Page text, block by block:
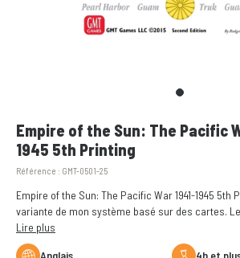
Empire of the Sun: The Pacific
1945 5th Printing
Référence : GMT-0501-25
Empire of the Sun: The Pacific War 1941-1945 5th
variante de mon système basé sur des cartes.
carte couvrant le théâtre d'opérations du
des Aléoutiennes à l'Australie.
Lire plus
Anglais
4h et